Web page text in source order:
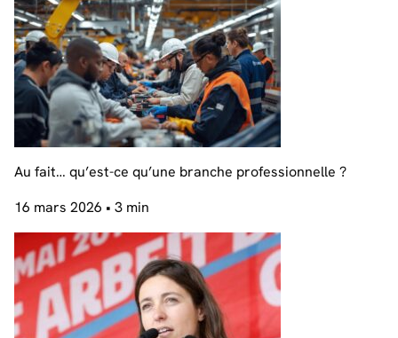
Au fait… qu’est-ce qu’une branche professionnelle ?
16 mars 2026 • 3 min